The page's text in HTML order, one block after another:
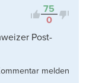
75
0
Post-
melden